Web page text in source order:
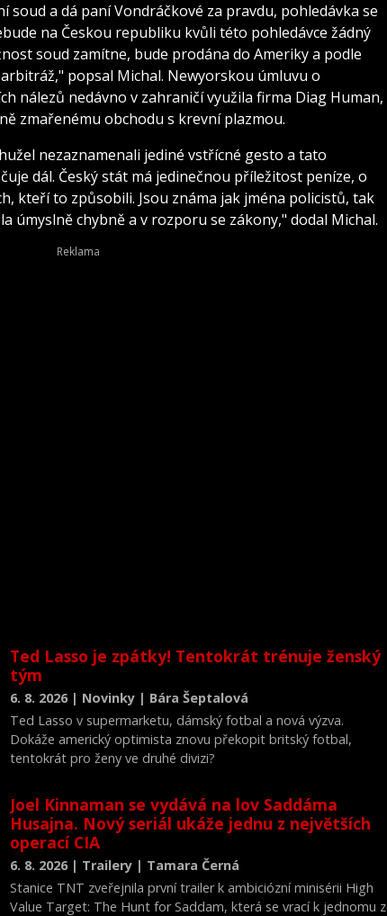
soud a dá paní Vondráčkové za pravdu, pohledávka se
na Českou republiku kvůli této pohledávce žádný
soud zamítne, bude prodána do Ameriky a podle
popsal Michal. Newyorskou úmluvu o
nálezů nedávno v zahraničí využila firma Diag Human,
zmařenému obchodu s krevní plazmou.
nezaznamenali jediné vstřícné gesto a tato
dál. Český stát má jedinečnou příležitost peníze, o
kteří to způsobili. Jsou známa jak jména policistů, tak
úmyslně chybně a v rozporu se zákony," dodal Michal.
Ted Lasso je zpátky! Tentokrát trénuje ženský
tým
6. 8. 2026 | Novinky | Bára Šeptalová
Ted Lasso v supermarketu, dámský fotbal a nová výzva.
Dokáže americký optimista znovu překopit britský fotbal,
tentokrát pro ženy ve druhé divizi?
Joel Kinnaman se vydává na lov Saddáma
Husajna. Nový seriál ukáže jednu z největších
operací CIA
6. 8. 2026 | Trailery | Tamara Černá
Stanice TNT zveřejnila první trailer k ambiciózní minisérii High
Value Target: The Hunt for Saddam, která se vrací k jednomu z